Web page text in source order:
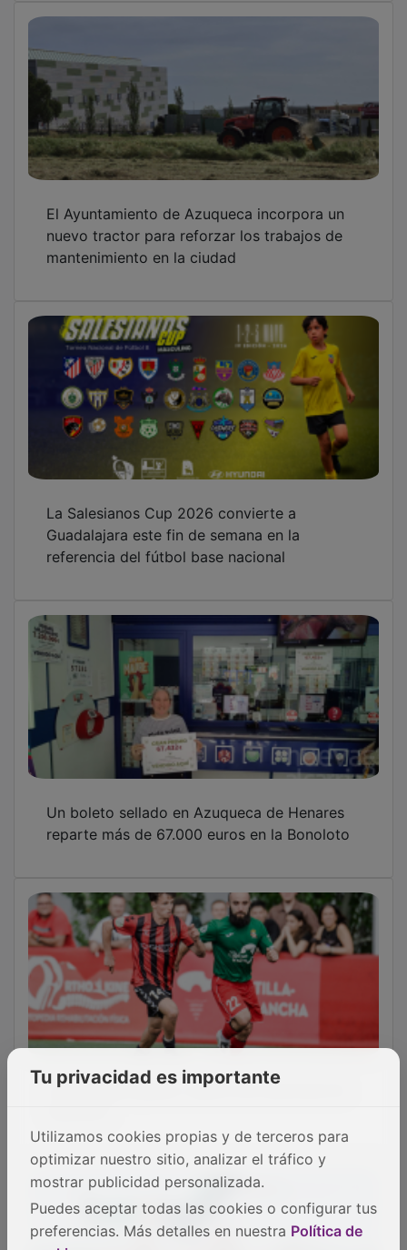
nuevo tractor para reforzar los trabajos de
mantenimiento en la ciudad
Guadalajara este fin de semana en la
referencia del fútbol base nacional
reparte más de 67.000 euros en la Bonoloto
El Azuqueca golea y apura sus opciones de
Tu privacidad es importante
Utilizamos cookies propias y de terceros para
optimizar nuestro sitio, analizar el tráfico y
mostrar publicidad personalizada.
Puedes aceptar todas las cookies o configurar tus
preferencias. Más detalles en nuestra Política de